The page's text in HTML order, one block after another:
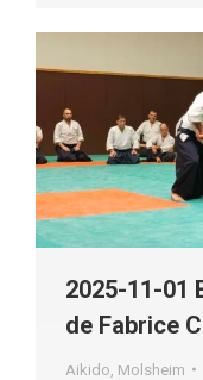
2025-11-01
de Fabrice
Aikido Molsheim